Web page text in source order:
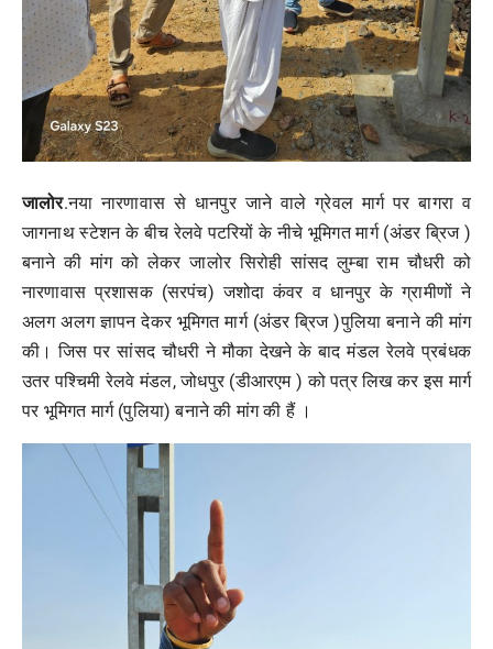
जालोर.नया नारणावास से धानपुर जाने वाले ग्रेवल मार्ग पर बागरा व
जागनाथ स्टेशन के बीच रेलवे पटरियों के नीचे भूमिगत मार्ग (अंडर ब्रिज )
बनाने की मांग को लेकर जालोर सिरोही सांसद लुम्बा राम चौधरी को
नारणावास प्रशासक (सरपंच) जशोदा कंवर व धानपुर के ग्रामीणों ने
अलग अलग ज्ञापन देकर भूमिगत मार्ग (अंडर ब्रिज )पुलिया बनाने की मांग
की। जिस पर सांसद चौधरी ने मौका देखने के बाद मंडल रेलवे प्रबंधक
उतर पश्चिमी रेलवे मंडल, जोधपुर (डीआरएम ) को पत्र लिख कर इस मार्ग
पर भूमिगत मार्ग (पुलिया) बनाने की मांग की हैं ।